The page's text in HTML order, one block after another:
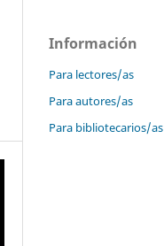
Información
Para lectores/as
Para autores/as
Para bibliotecarios/as